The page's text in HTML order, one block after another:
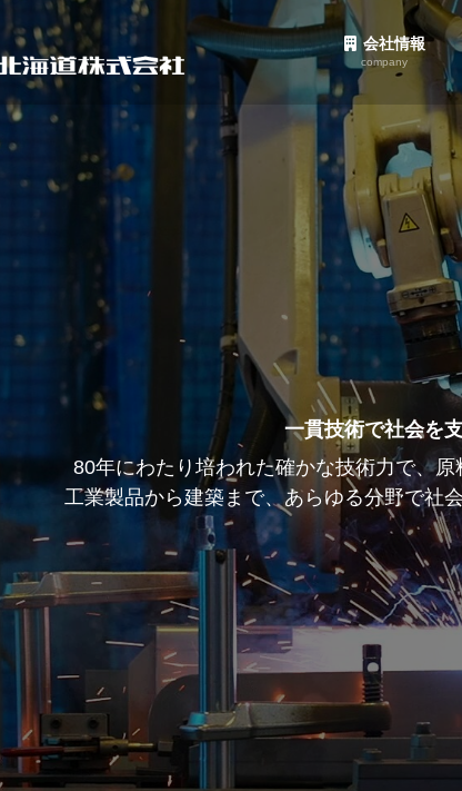
会社情報
company
会社概要
沿革
アクセス
加工製品
サービス
車両整備
未来を拓くア
創業80年、12,600人の知恵と技術
多様な市場でアルミニウムの可能性を
一貫技術で社会を
80年にわたり培われた確かな技術力で、
工業製品から建築まで、あらゆる分野で社
信頼と実績80年、多様
80社12,600人のネットワークと、長年磨き上げた
工業から公共、建材まで幅広い分野